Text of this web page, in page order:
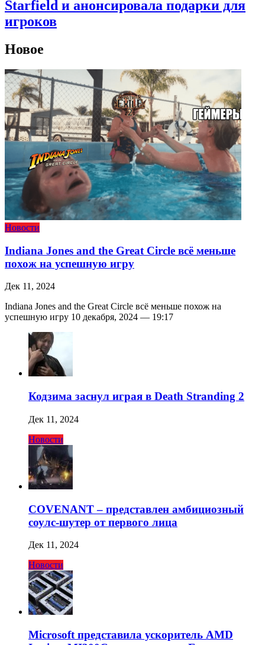
Starfield и анонсировала подарки для
игроков
Новое
Новости
Indiana Jones and the Great Circle всё меньше
похож на успешную игру
Дек 11, 2024
Indiana Jones and the Great Circle всё меньше похож на
успешную игру 10 декабря, 2024 — 19:17
Кодзима заснул играя в Death Stranding 2
Дек 11, 2024
Новости
COVENANT – представлен амбициозный
соулс-шутер от первого лица
Дек 11, 2024
Новости
Microsoft представила ускоритель AMD